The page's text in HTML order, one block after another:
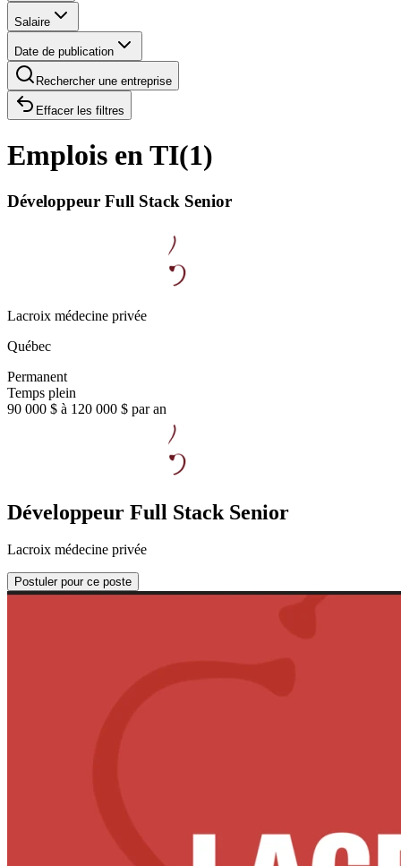
Salaire
Date de publication
Rechercher une entreprise
Effacer les filtres
Emplois en TI(1)
Développeur Full Stack Senior
Lacroix médecine privée
Québec
Permanent
Temps plein
90 000 $ à 120 000 $ par an
Développeur Full Stack Senior
Lacroix médecine privée
Postuler pour ce poste